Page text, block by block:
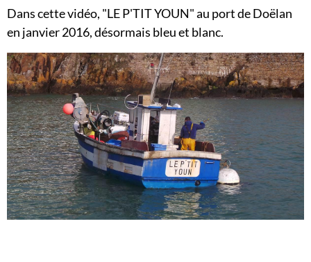
Dans cette vidéo, "LE P'TIT YOUN" au port de Doëlan
en janvier 2016, désormais bleu et blanc.